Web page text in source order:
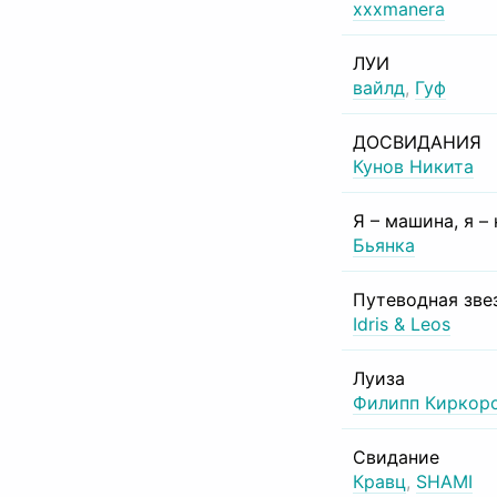
xxxmanera
ЛУИ
вайлд, Гуф
ДОСВИДАНИЯ
Кунов Никита
Я – машина, я –
Бьянка
Путеводная
Idris & Leos
Луиза
Филипп
Свидание
Кравц, SHAMI